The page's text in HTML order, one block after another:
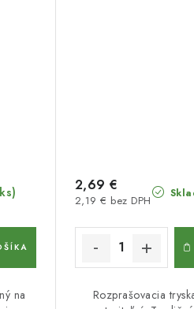
na
2,19 € bez DPH
2,69 €
Rozprašovacia